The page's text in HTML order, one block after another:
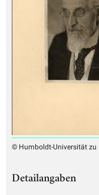
© Humboldt-Universität zu
Detailangaben